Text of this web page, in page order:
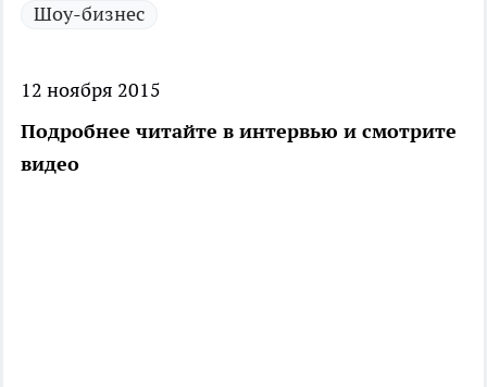
Шоу-бизнес
12 ноября 2015
Подробнее читайте в интервью и смотрите
видео